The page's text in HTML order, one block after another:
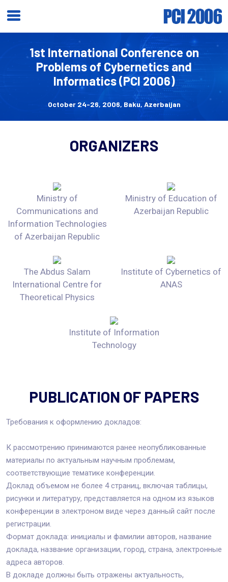
1st International Conference on
Problems of Cybernetics and
Informatics (PCI 2006)
October 24-26, 2006, Baku, Azerbaijan
ORGANIZERS
Ministry of
Communications and
Information Technologies
of Azerbaijan Republic
Ministry of Education of
Azerbaijan Republic
The Abdus Salam
International Centre for
Theoretical Physics
Institute of Cybernetics of
ANAS
Institute of Information
Technology
PUBLICATION OF PAPERS
Требования к оформлению докладов:
К рассмотрению принимаются ранее неопубликованные
материалы по актуальным научным проблемам,
соответствующие тематике конференции.
Доклад объемом не более 4 страниц, включая таблицы,
рисунки и литературу, представляется на одном из языков
конференции в электроном виде через данный сайт после
регистрации.
Формат доклада: инициалы и фамилии авторов, название
доклада, название организации, город, страна, электронные
адреса авторов.
В докладе должны быть отражены актуальность,